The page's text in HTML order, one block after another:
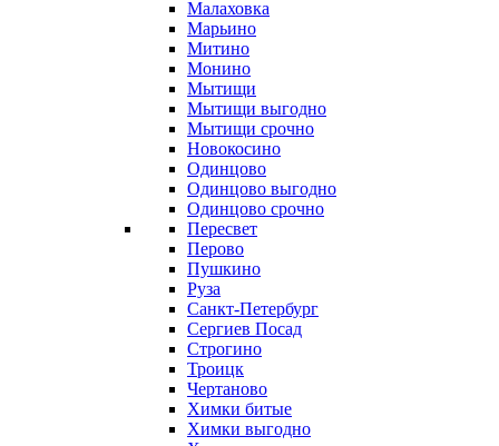
Малаховка
Марьино
Митино
Монино
Мытищи
Мытищи выгодно
Мытищи срочно
Новокосино
Одинцово
Одинцово выгодно
Одинцово срочно
Пересвет
Перово
Пушкино
Руза
Санкт-Петербург
Сергиев Посад
Строгино
Троицк
Чертаново
Химки битые
Химки выгодно